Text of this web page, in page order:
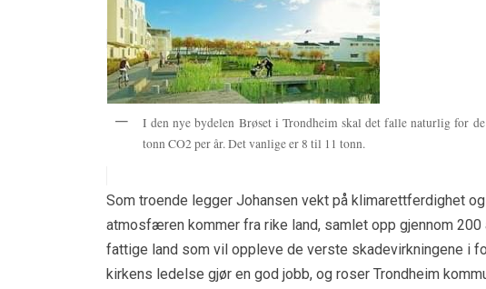
I den nye bydelen Brøset i Trondheim skal det falle naturlig for
tonn CO2 per år. Det vanlige er 8 til 11 tonn.
Som troende legger Johansen vekt på klimarettferdighet
atmosfæren kommer fra rike land, samlet opp gjennom
fattige land som vil oppleve de verste skadevirkningene i
kirkens ledelse gjør en god jobb, og roser Trondheim